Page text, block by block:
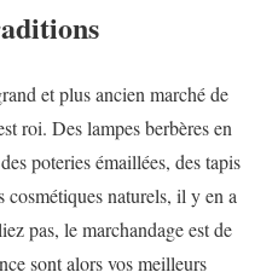
et plus ancien marché de
roi. Des lampes berbères en
poteries émaillées, des tapis
cosmétiques naturels, il y en a
pas, le marchandage est de
sont alors vos meilleurs